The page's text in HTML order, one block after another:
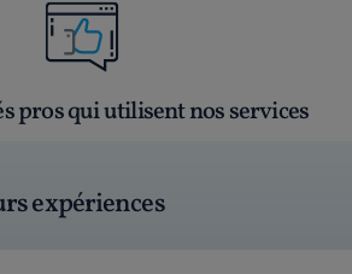
pros qui utilisent nos services
expériences